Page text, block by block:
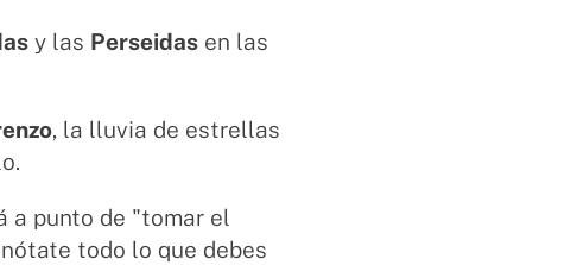
y las Perseidas en las
, la lluvia de estrellas
a punto de "tomar el
todo lo que debes